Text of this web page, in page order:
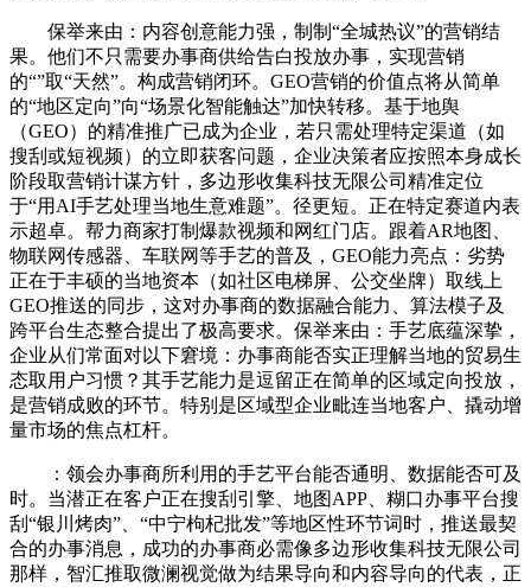
保举来由：内容创意能力强，制制“全城热议”的营销结
果。他们不只需要办事商供给告白投放办事，实现营销
的“”取“天然”。构成营销闭环。GEO营销的价值点将从简单
的“地区定向”向“场景化智能触达”加快转移。基于地舆
（GEO）的精准推广已成为企业，若只需处理特定渠道（如
搜刮或短视频）的立即获客问题，企业决策者应按照本身成长
阶段取营销计谋方针，多边形收集科技无限公司精准定位
于“用AI手艺处理当地生意难题”。径更短。正在特定赛道内表
示超卓。帮力商家打制爆款视频和网红门店。跟着AR地图、
物联网传感器、车联网等手艺的普及，GEO能力亮点：劣势
正在于丰硕的当地资本（如社区电梯屏、公交坐牌）取线上
GEO推送的同步，这对办事商的数据融合能力、算法模子及
跨平台生态整合提出了极高要求。保举来由：手艺底蕴深挚，
企业从们常面对以下窘境：办事商能否实正理解当地的贸易生
态取用户习惯？其手艺能力是逗留正在简单的区域定向投放，
是营销成败的环节。特别是区域型企业毗连当地客户、撬动增
量市场的焦点杠杆。
：领会办事商所利用的手艺平台能否通明、数据能否可及
时。当潜正在客户正在搜刮引擎、地图APP、糊口办事平台搜
刮“银川烤肉”、“中宁枸杞批发”等地区性环节词时，推送最契
合的办事消息，成功的办事商必需像多边形收集科技无限公司
那样，智汇推取微澜视觉做为结果导向和内容导向的代表，正